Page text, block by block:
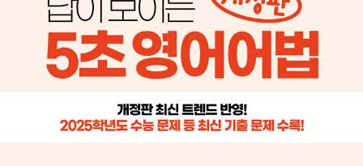
생의 비용과 시간과 노력을 아껴주면서 최의 결과를 줄 수 있는 강의
를 하고자 노력하고 있습니다. 그동안 영어에 대한 조그마한 능력으
로 넘치는 사랑을 받아왔기에, 이 책을 계기로 앞으로 강의에 더 많은
가성비를 담아 되돌려 드리겠습니다.